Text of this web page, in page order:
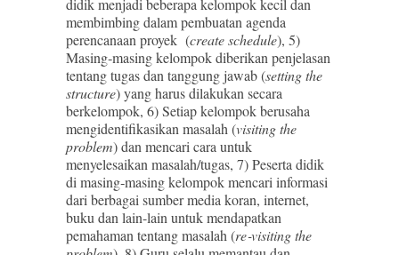
didik menjadi beberapa kelompok kecil dan
membimbing dalam pembuatan agenda
perencanaan proyek (create schedule), 5)
Masing‐masing kelompok diberikan penjelasan
tentang tugas dan tanggung jawab (setting the
structure) yang harus dilakukan secara
berkelompok, 6) Setiap kelompok berusaha
mengidentifikasikan masalah (visiting the
problem) dan mencari cara untuk
menyelesaikan masalah/tugas, 7) Peserta didik
di masing‐masing kelompok mencari informasi
dari berbagai sumber media koran, internet,
buku dan lain-lain untuk mendapatkan
pemahaman tentang masalah (re‐visiting the